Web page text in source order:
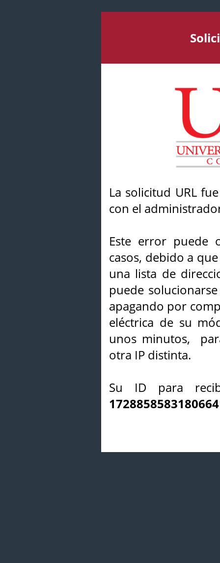
La solicitud URL
con el
Este error puede
casos, debido a
una lista de
puede
apagando por
eléctrica de su
unos minutos,
otra IP distinta.
Su ID para